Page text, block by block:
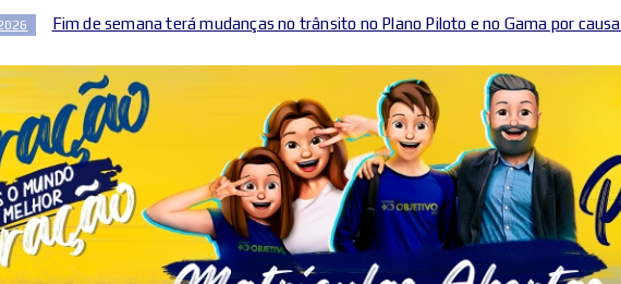
mudanças no trânsito no Plano Piloto e no Gama por causa de eventos esportivos e